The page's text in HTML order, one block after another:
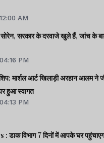
AM
सरकार के दरवाजे खुले हैं, जांच के
PM
मार्शल आर्ट खिलाड़ी अरहान आलम ने
हुआ स्वागत
PM
विभाग 7 दिनों में आपके घर